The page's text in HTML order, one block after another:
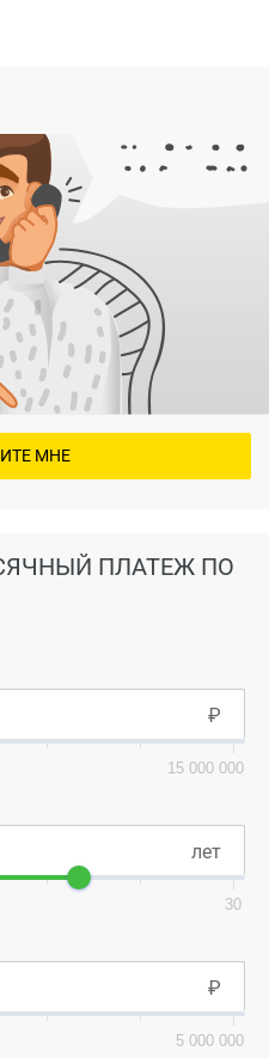
ПЛАТЕЖ ПО
15 000 000
30
5 000 000
МНЕ